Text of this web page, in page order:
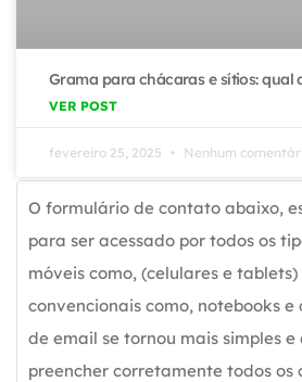
Grama para chácaras e sítios: qual
VER POST
fevereiro 25, 2025 Nenhum
O formulário de contato abaixo,
para ser acessado por todos os
móveis como, (celulares e
convencionais como, notebooks e
de email se tornou mais simples
preencher corretamente todos os